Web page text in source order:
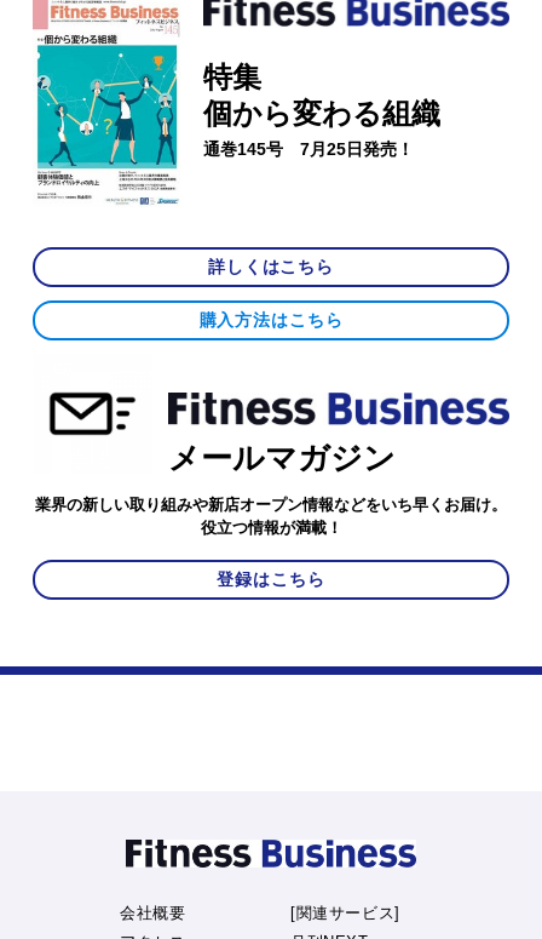
特集
個から変わる組織
通巻145号 7月25日発売！
詳しくはこちら
購入方法はこちら
メールマガジン
業界の新しい取り組みや新店オープン情報などをいち早くお届け。
役立つ情報が満載！
登録はこちら
会社概要
[関連サービス]